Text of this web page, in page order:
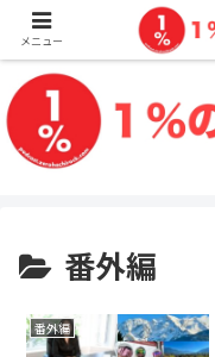
番外編
番外編
メニュー